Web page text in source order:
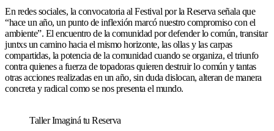
En redes sociales, la convocatoria al Festival por la Reserva señala que
“hace un año, un punto de inflexión marcó nuestro compromiso con el
ambiente”. El encuentro de la comunidad por defender lo común, transitar
juntxs un camino hacia el mismo horizonte, las ollas y las carpas
compartidas, la potencia de la comunidad cuando se organiza, el triunfo
contra quienes a fuerza de topadoras quieren destruir lo común y tantas
otras acciones realizadas en un año, sin duda dislocan, alteran de manera
concreta y radical como se nos presenta el mundo.
Taller Imaginá tu Reserva